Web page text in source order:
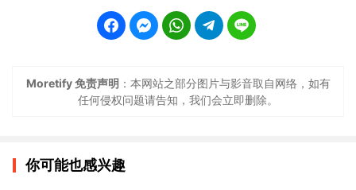
Moretify 免责声明 ：本网站之部分图片与影音取自网络，如有
任何侵权问题请告知，我们会立即删除。
你可能也感兴趣